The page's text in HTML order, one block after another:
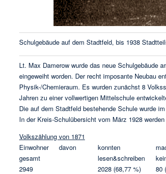
Schulgebäude auf dem Stadtfeld, bis 1938
Lt. Max Damerow wurde das neue Schulgebäude
eingeweiht worden. Der recht imposante Neubau
Physik-/Chemieraum. Es wurden zunächst 8
Jahren zu einer vollwertigen Mittelschule
Die auf dem Stadtfeld bestehende Schule wurde
In der Kreis-Schulübersicht vom März 1928
Volkszählung von 1871
Einwohner davon
gesamt
konnten
lesen&schreiben
2949
2028 (68,77 %) 80